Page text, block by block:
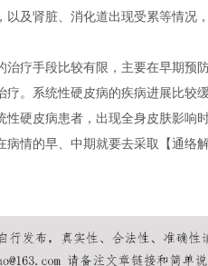
以及肾脏、消化道出现受累等情况
治疗手段比较有限，主要在早期预
疗。系统性硬皮病的疾病进展比较
性硬皮病患者，出现全身皮肤影响
病情的早、中期就要去采取【通络